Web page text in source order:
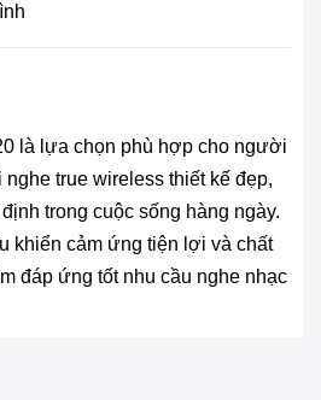
là lựa chọn phù hợp cho người
true wireless thiết kế đẹp,
trong cuộc sống hàng ngày.
khiển cảm ứng tiện lợi và chất
đáp ứng tốt nhu cầu nghe nhạc